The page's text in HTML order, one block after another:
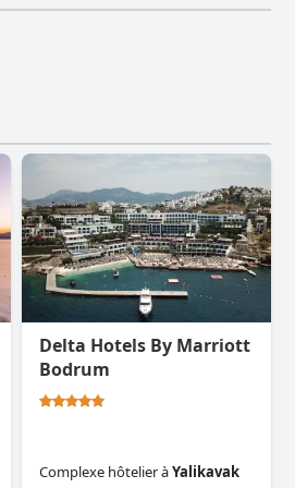
Delta Hotels By Marriott
Bodrum
Complexe hôtelieràYalikavak